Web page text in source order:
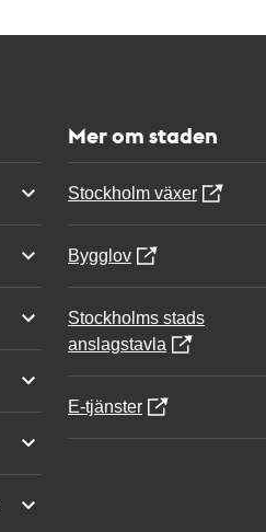
Mer om staden
Stockholm växer
Bygglov
Stockholms stads
anslagstavla
E-tjänster